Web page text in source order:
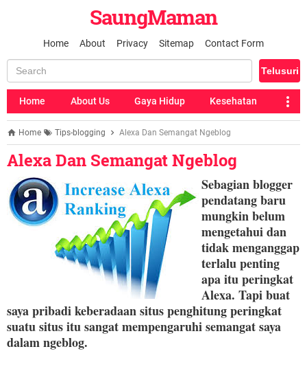
SaungMaman
Home About Privacy Sitemap Contact Form
Home About Us Gaya Hidup Kesehatan
Home Tips-blogging Alexa Dan Semangat Ngeblog
Alexa Dan Semangat Ngeblog
Sebagian blogger
pendatang baru
mungkin belum
mengetahui dan
tidak menganggap
terlalu penting
apa itu peringkat
Alexa. Tapi buat
saya pribadi keberadaan situs penghitung peringkat
suatu situs itu sangat mempengaruhi semangat saya
dalam ngeblog.